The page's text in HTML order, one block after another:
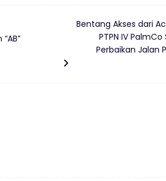
Bentang Akses dari
PTPN IV
Perbaikan Jalan